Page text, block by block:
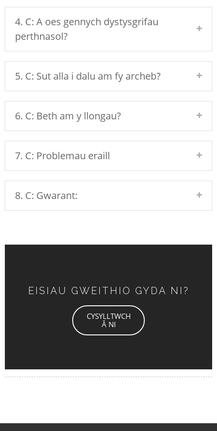
4. C: A oes gennych dystysgrifau
perthnasol?
5. C: Sut alla i dalu am fy archeb?
6. C: Beth am y llongau?
7. C: Problemau eraill
8. C: Gwarant:
EISIAU GWEITHIO GYDA NI?
CYSYLLTWCH
Â NI